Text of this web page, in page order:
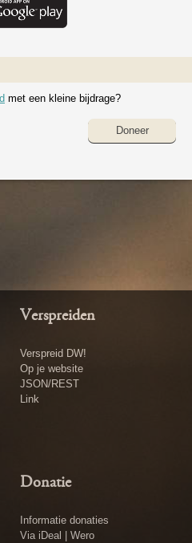
met een kleine bijdrage?
Doneer
Verspreiden
Verspreid DW!
Op je website
JSON/REST
Link
Donatie
Informatie donaties
Via iDeal | Wero